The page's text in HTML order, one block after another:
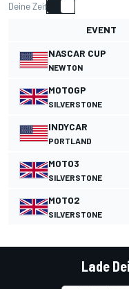
Deine Zeit
EVENT
NASCAR CUP
NEWTON
MOTOGP
SILVERSTONE
INDYCAR
PORTLAND
MOTO3
SILVERSTONE
MOTO2
SILVERSTONE
Lade